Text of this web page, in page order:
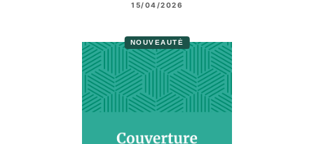
15/04/2026
NOUVEAUTÉ